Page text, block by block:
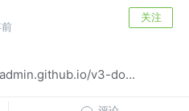
关注
v3-do...